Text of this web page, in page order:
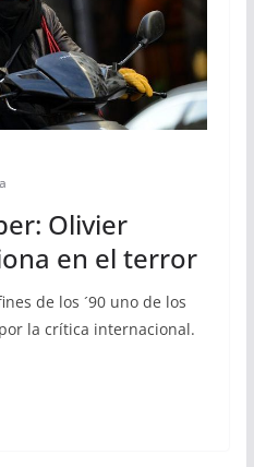
Olivier
en el terror
de los ´90 uno de los
la crítica internacional.